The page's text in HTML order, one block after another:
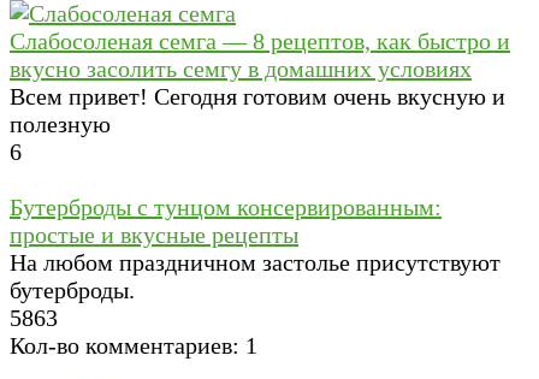
Слабосоленая семга — 8 рецептов, как быстро и
вкусно засолить семгу в домашних условиях
Всем привет! Сегодня готовим очень вкусную и
полезную
6
Бутерброды с тунцом консервированным:
простые и вкусные рецепты
На любом праздничном застолье присутствуют
бутерброды.
5863
Кол-во комментариев: 1